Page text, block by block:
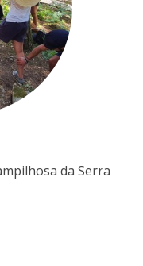
da Serra